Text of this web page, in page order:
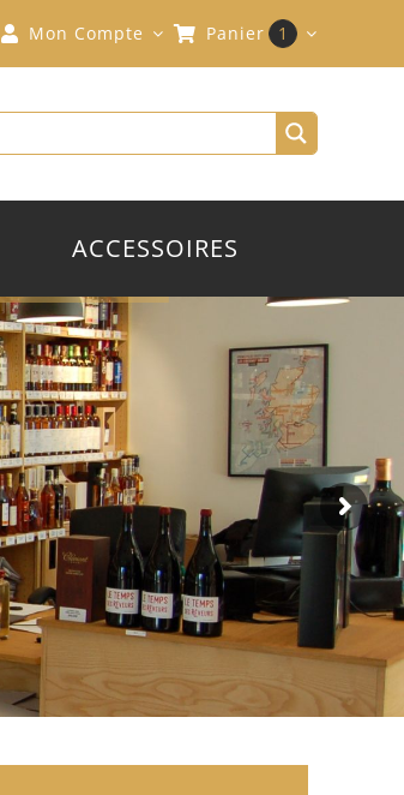
Mon Compte Panier 1
ACCESSOIRES